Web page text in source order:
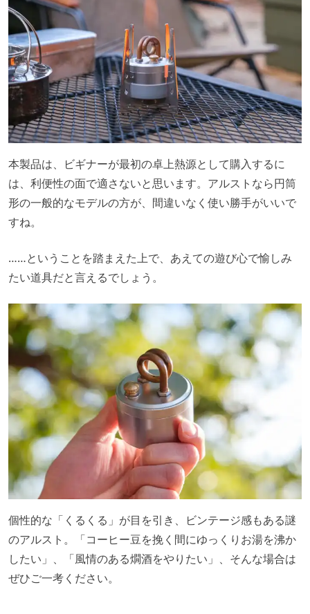
本製品は、ビギナーが最初の卓上熱源として購入するに
は、利便性の面で適さないと思います。アルストなら円筒
形の一般的なモデルの方が、間違いなく使い勝手がいいで
すね。
……ということを踏まえた上で、あえての遊び心で愉しみ
たい道具だと言えるでしょう。
個性的な「くるくる」が目を引き、ビンテージ感もある謎
のアルスト。「コーヒー豆を挽く間にゆっくりお湯を沸か
したい」、「風情のある燗酒をやりたい」、そんな場合は
ぜひご一考ください。